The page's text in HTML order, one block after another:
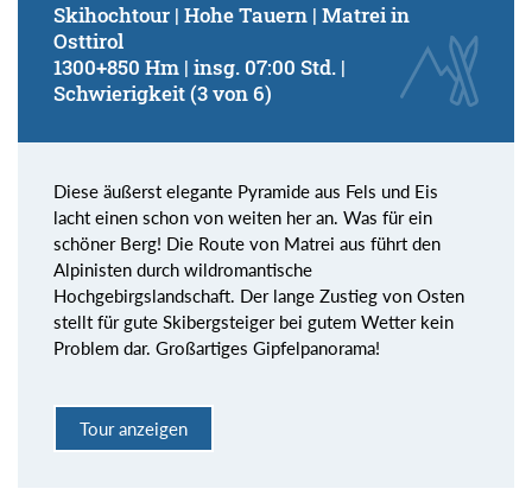
Skihochtour | Hohe Tauern | Matrei in
Osttirol
1300+850 Hm | insg. 07:00 Std. |
Schwierigkeit (3 von 6)
Diese äußerst elegante Pyramide aus Fels und Eis
lacht einen schon von weiten her an. Was für ein
schöner Berg! Die Route von Matrei aus führt den
Alpinisten durch wildromantische
Hochgebirgslandschaft. Der lange Zustieg von Osten
stellt für gute Skibergsteiger bei gutem Wetter kein
Problem dar. Großartiges Gipfelpanorama!
Tour anzeigen